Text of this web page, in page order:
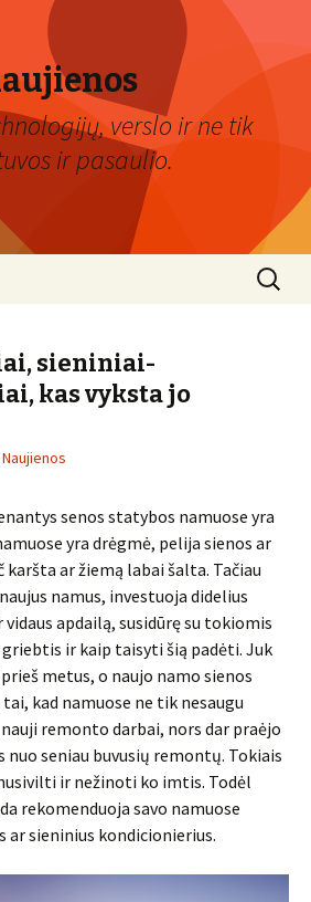
verslo ir ne tik
ir pasaulio.
Ieškoti:
sieniniai-
kas vyksta jo
Naujienos
senos statybos namuose yra
yra drėgmė, pelija sienos ar
karšta ar žiemą labai šalta. Tačiau
namus, investuoja didelius
apdailą, susidūrę su tokiomis
ir kaip taisyti šią padėti. Juk
metus, o naujo namo sienos
kad namuose ne tik nesaugu
remonto darbai, nors dar praėjo
seniau buvusių remontų. Tokiais
ir nežinoti ko imtis. Todėl
rekomenduoja savo namuose
sieninius kondicionierius.